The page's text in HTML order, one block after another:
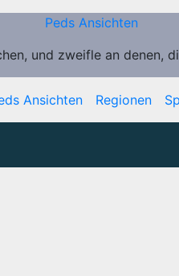
Peds Ansichten
und zweifle an denen,
Ansichten Regionen